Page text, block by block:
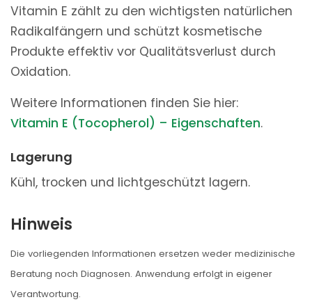
Vitamin E zählt zu den wichtigsten natürlichen
Radikalfängern und schützt kosmetische
Produkte effektiv vor Qualitätsverlust durch
Oxidation.
Weitere Informationen finden Sie hier:
Vitamin E (Tocopherol) – Eigenschaften.
Lagerung
Kühl, trocken und lichtgeschützt lagern.
Hinweis
Die vorliegenden Informationen ersetzen weder medizinische
Beratung noch Diagnosen. Anwendung erfolgt in eigener
Verantwortung.